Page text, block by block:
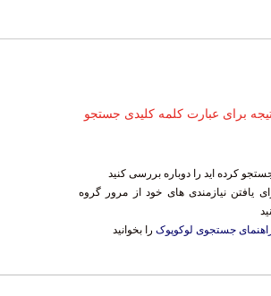
برای عبارت کلمه کلیدی جستجو
کرده اید را دوباره بررسی کنید
یافتن نیازمندی های خود از مرور گروه
جستجوی لوکوپوک را بخوانید